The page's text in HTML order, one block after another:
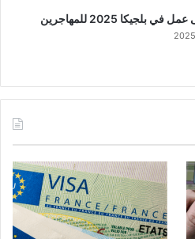
بلجيكا 2025 للمهاجرين